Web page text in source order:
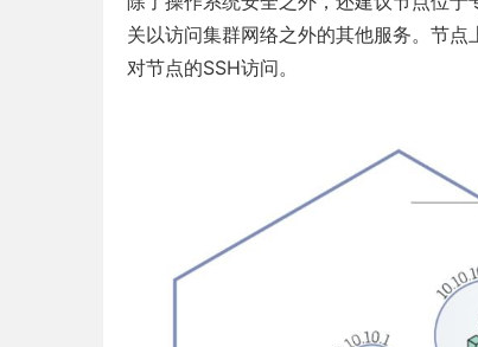
关以访问集群网络之外的其他服务。节
对节点的SSH访问。